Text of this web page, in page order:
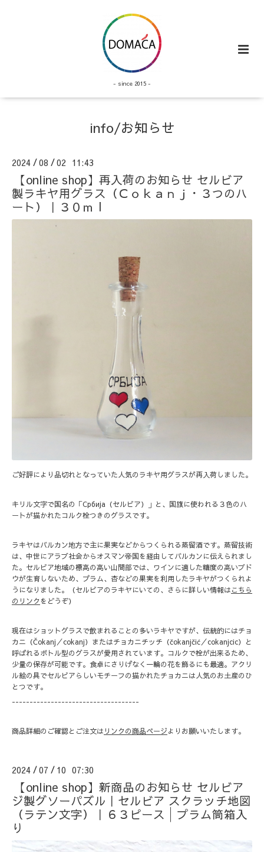
- since 2015 -
info/お知らせ
2024 /08 /02 11:43
【online shop】再入荷のお知らせ セルビア
製ラキヤ用グラス（Ｃｏｋａｎｊ・３つのハ
ート）｜３０ｍｌ
ご好評により品切れとなっていた人気のラキヤ用グラスが再入荷しました。
キリル文字で国名の「Србија（セルビア）」と、国旗に使われる３色のハ
ートが描かれたコルク栓つきのグラスです。
ラキヤはバルカン地方で主に果実などからつくられる蒸留酒です。蒸留技術
は、中世にアラブ社会からオスマン帝国を経由してバルカンに伝えられまし
た。セルビア地域の標高の高い山間部では、ワインに適した糖度の高いブド
ウが生育しないため、プラム、杏などの果実を利用したラキヤがつくられよ
うになりました。（セルビアのラキヤにいての、さらに詳しい情報はこちら
のリンク をどうぞ）
現在はショットグラスで飲まれることの多いラキヤですが、伝統的にはチョ
カニ（Čokanj／cokanj）またはチョカニチッチ（čokanjčić／cokanjcic）と
呼ばれるボトル型のグラスが愛用されています。コルクで栓が出来るため、
少量の保存が可能です。食卓にさりげなく一輪の花を飾るにも最適。アクリ
ル絵の具でセルビアらしいモチーフの描かれたチョカニは人気のお土産のひ
とつです。
------------------------------------
商品詳細のご確認とご注文は リンクの商品ページよりお願いいたします。
2024 /07 / 10 07:30
【online shop】新商品のお知らせ セルビア
ジ製グソーパズル｜セルビア スクラッチ地図
（ラテン文字）｜６３ピース│プラム筒箱入
り